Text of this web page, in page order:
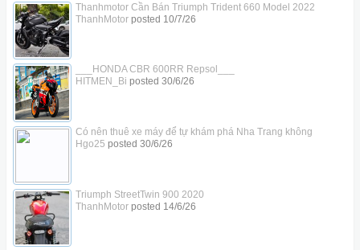
Thanhmotor Cần Bán Triumph Trident 660 Model 2022
ThanhMotorposted 10/7/26
___HONDA CBR 600RR Repsol___
HITMEN_Bi posted 30/6/26
Có nên thuê xe máy để tự khám phá Nha Trang không
Hgo25 posted 30/6/26
Triumph StreetTwin 900 2020
ThanhMotorposted 14/6/26